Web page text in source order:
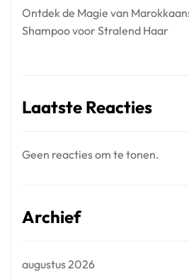
Ontdek de Magie van
Shampoo voor Stralend Haar
Laatste Reacties
Geen reacties om te tonen.
Archief
augustus 2026